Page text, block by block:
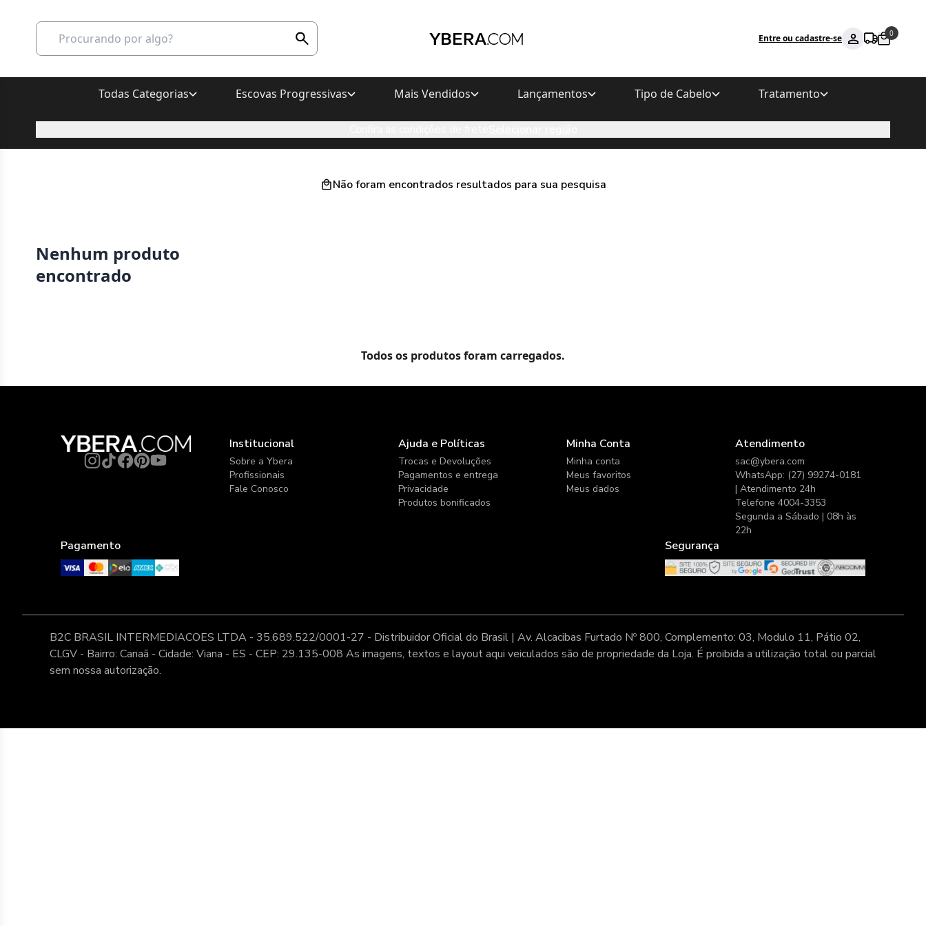
Entre ou cadastre-se 0
Todas Categorias Escovas Progressivas Mais Vendidos Lançamentos Tipo de Cabelo Tratamento
Não foram encontrados resultados para sua pesquisa
Nenhum produto
encontrado
Todos os produtos foram carregados.
Institucional
Sobre a Ybera
Profissionais
Fale Conosco
Ajuda e Políticas
Trocas e Devoluções
Pagamentos e entrega
Privacidade
Produtos bonificados
Minha Conta
Minha conta
Meus favoritos
Meus dados
Atendimento
sac@ybera.com
WhatsApp: (27) 99274-0181
| Atendimento 24h
Telefone 4004-3353
Segunda a Sábado | 08h às
22h
Pagamento Segurança
B2C BRASIL INTERMEDIACOES LTDA - 35.689.522/0001-27 - Distribuidor Oficial do Brasil | Av. Alcacibas Furtado Nº 800, Complemento: 03, Modulo 11, Pátio 02,
CLGV - Bairro: Canaã - Cidade: Viana - ES - CEP: 29.135-008 As imagens, textos e layout aqui veiculados são de propriedade da Loja. É proibida a utilização total ou parcial
sem nossa autorização.